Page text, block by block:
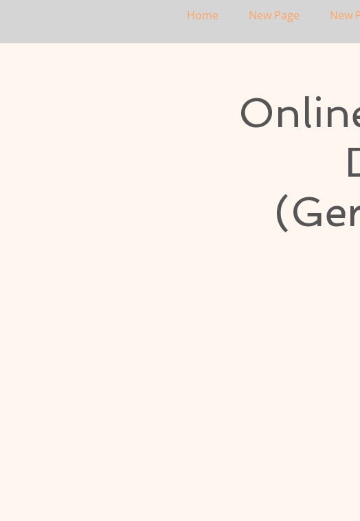
Home New Page New